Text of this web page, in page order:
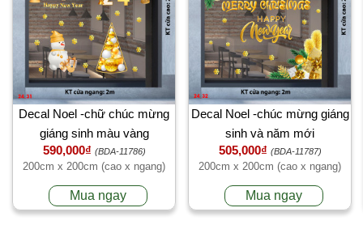
Decal Noel -chữ chúc mừng
giáng sinh màu vàng
590,000₫ (BDA-11786)
200cm x 200cm (cao x ngang)
Mua ngay
Decal Noel -chúc mừng giáng
sinh và năm mới
505,000₫ (BDA-11787)
200cm x 200cm (cao x ngang)
Mua ngay